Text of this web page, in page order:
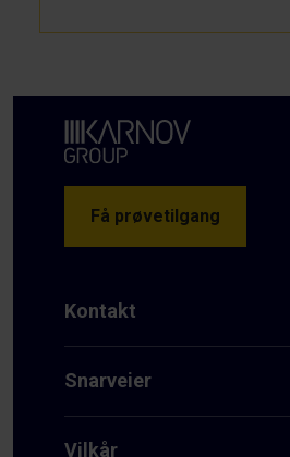
Få prøvetilgang
Kontakt
Snarveier
Vilkår